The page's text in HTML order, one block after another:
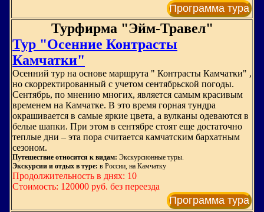
Программа тура
Турфирма "Эйм-Травел"
Тур "Осенние Контрасты
Камчатки"
Осенний тур на основе маршрута " Контрасты Камчатки" ,
но скорректированный с учетом сентябрьской погоды.
Сентябрь, по мнению многих, является самым красивым
временем на Камчатке. В это время горная тундра
окрашивается в самые яркие цвета, а вулканы одеваются в
белые шапки. При этом в сентябре стоят еще достаточно
теплые дни – эта пора считается камчатским бархатным
сезоном.
Путешествие относится к видам: Экскурсионные туры.
Экскурсии и отдых в туре: в России, на Камчатку
Продолжительность в днях: 10
Стоимость: 120000 руб. без переезда
Программа тура